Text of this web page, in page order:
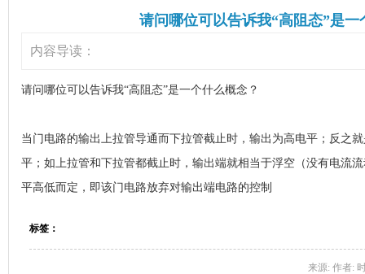
请问哪位可以告诉我“高阻态”是一
内容导读：
请问哪位可以告诉我“高阻态”是一个什么概念？
当门电路的输出上拉管导通而下拉管截止时，输出为高电平；反之
平；如上拉管和下拉管都截止时，输出端就相当于浮空（没有电流
平高低而定，即该门电路放弃对输出端电路的控制
标签：
来源: 作者: